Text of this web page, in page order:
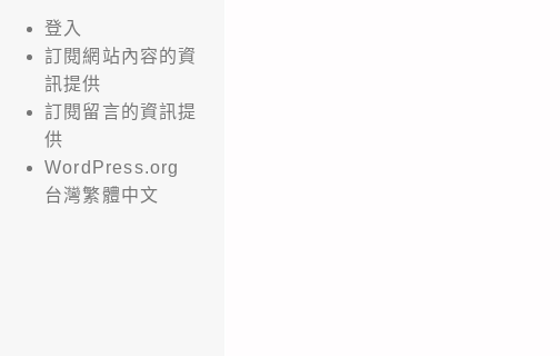
登入
訂閱網站內容的資
訊提供
訂閱留言的資訊提
供
WordPress.org
台灣繁體中文